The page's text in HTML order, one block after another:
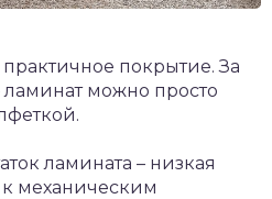
покрытие. За
ламинат можно просто
ламината – низкая
к механическим